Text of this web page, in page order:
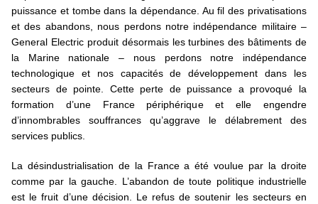
puissance et tombe dans la dépendance. Au fil des privatisations
et des abandons, nous perdons notre indépendance militaire –
General Electric produit désormais les turbines des bâtiments de
la Marine nationale – nous perdons notre indépendance
technologique et nos capacités de développement dans les
secteurs de pointe. Cette perte de puissance a provoqué la
formation d’une France périphérique et elle engendre
d’innombrables souffrances qu’aggrave le délabrement des
services publics.
La désindustrialisation de la France a été voulue par la droite
comme par la gauche. L’abandon de toute politique industrielle
est le fruit d’une décision. Le refus de soutenir les secteurs en